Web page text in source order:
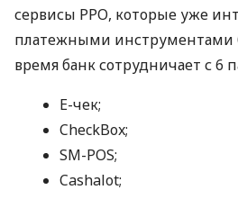
сервисы РРО, которые уже
платежными инструментами
время банк сотрудничает с 6
E-чек;
CheckBox;
SM-POS;
Cashalot;